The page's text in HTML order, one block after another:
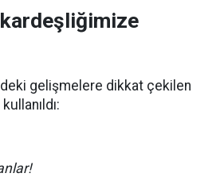
gelişmelere dikkat çekilen